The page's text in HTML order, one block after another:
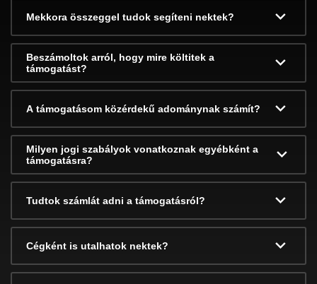
Mekkora összeggel tudok segíteni nektek?
Beszámoltok arról, hogy mire költitek a
támogatást?
A támogatásom közérdekű adománynak számít?
Milyen jogi szabályok vonatkoznak egyébként a
támogatásra?
Tudtok számlát adni a támogatásról?
Cégként is utalhatok nektek?